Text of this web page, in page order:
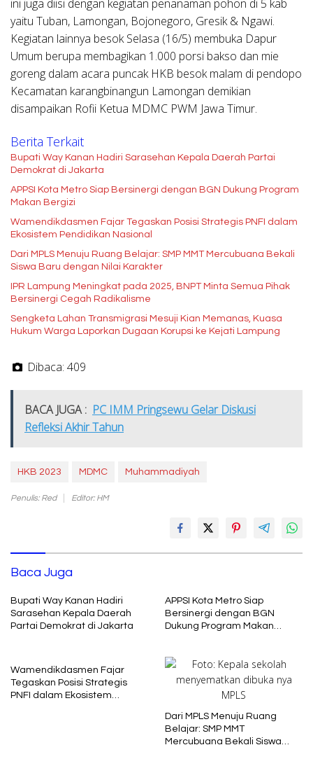
ini juga diisi dengan kegiatan penanaman pohon di 5 kab
yaitu Tuban, Lamongan, Bojonegoro, Gresik & Ngawi.
Kegiatan lainnya besok Selasa (16/5) membuka Dapur
Umum berupa membagikan 1.000 porsi bakso dan mie
goreng dalam acara puncak HKB besok malam di pendopo
Kecamatan karangbinangun Lamongan demikian
disampaikan Rofii Ketua MDMC PWM Jawa Timur.
Berita Terkait
Bupati Way Kanan Hadiri Sarasehan Kepala Daerah Partai
Demokrat di Jakarta
APPSI Kota Metro Siap Bersinergi dengan BGN Dukung Program
Makan Bergizi
Wamendikdasmen Fajar Tegaskan Posisi Strategis PNFI dalam
Ekosistem Pendidikan Nasional
Dari MPLS Menuju Ruang Belajar: SMP MMT Mercubuana Bekali
Siswa Baru dengan Nilai Karakter
IPR Lampung Meningkat pada 2025, BNPT Minta Semua Pihak
Bersinergi Cegah Radikalisme
Sengketa Lahan Transmigrasi Mesuji Kian Memanas, Kuasa
Hukum Warga Laporkan Dugaan Korupsi ke Kejati Lampung
Dibaca: 409
BACA JUGA : PC IMM Pringsewu Gelar Diskusi
Refleksi Akhir Tahun
HKB 2023 MDMC Muhammadiyah
Penulis: Red Editor: HM
Baca Juga
Bupati Way Kanan Hadiri
Sarasehan Kepala Daerah
Partai Demokrat di Jakarta
APPSI Kota Metro Siap
Bersinergi dengan BGN
Dukung Program Makan
Wamendikdasmen Fajar
Tegaskan Posisi Strategis
PNFI dalam Ekosistem
Dari MPLS Menuju Ruang
Belajar: SMP MMT
Mercubuana Bekali Siswa